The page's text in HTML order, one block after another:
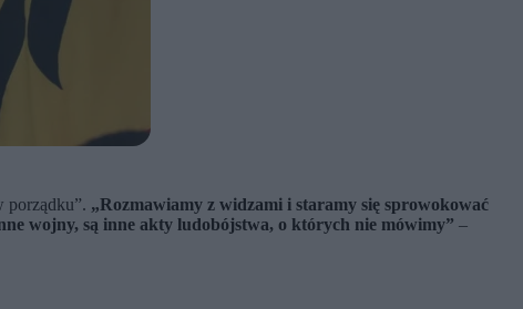
porządku”. „Rozmawiamy z widzami i staramy się sprowokować
wojny, są inne akty ludobójstwa, o których nie mówimy” –